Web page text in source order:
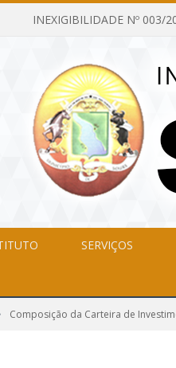
SERVIÇOS
Composição da Carteira de